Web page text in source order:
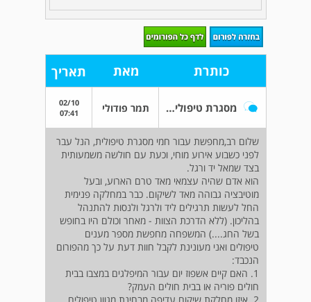
כותרת מאת תאריך
מסגרת טיפולית עבור אדם בן 78 אחרי אירוע תמר פודולי
02/10
07:41
שלום רב,מחפשת עבור חמי מסגרת טיפולית, הנל עבר
לפני כשבוע אירוע מוחי, וכעת עם חולשה משמעותית
בצד שמאל יד ורגל.
הוא אדם שהיה עצמאי מאד טרם הארוע, ובעל
מוטיבציה גבוהה מאד לשיקום. כבר במחלקה פנימית
החל לעשות תרגילים ליד ולרגל ולנסות להתנהל
בהליכון. (ללא הדרכת הצוות - מאחר וכולם היו בחופש
בשל החג....) המשפחה מחפשת מספר מענים
טיפולים ואני מעונינת לקבל חוות דעת על כך מהפורום
הנכבד:
1. האם קיים אשפוז יום עבור המיפלגים במצבו בבית
חולים פוריה או בבית חולים העמק?